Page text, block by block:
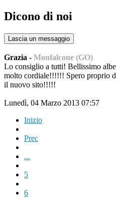
Dicono di noi
Lascia un messaggio
Grazia - Monfalcone (GO)
Lo consiglio a tutti! Bellissimo
molto cordiale!!!!!! Spero proprio
il nuovo sito!!!!!
Lunedì, 04 Marzo 2013 07:57
Inizio
Prec
...
5
6